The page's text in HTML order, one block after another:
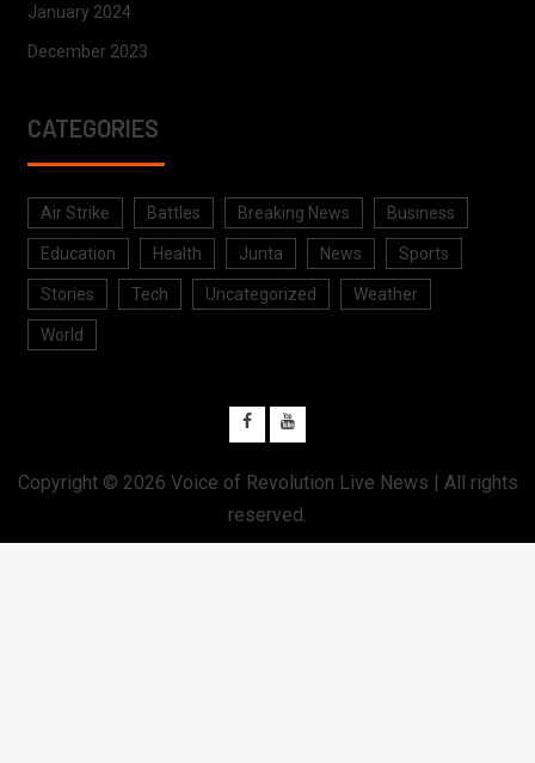
January 2024
December 2023
CATEGORIES
Air Strike Battles Breaking News Business
Education Health Junta News Sports
Stories Tech Uncategorized Weather
World
Copyright © 2026 Voice of Revolution Live News | All rights
reserved.